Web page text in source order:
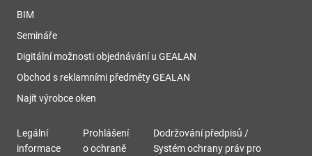
BIM
Semináře
Digitální možnosti objednávání u GEALAN
Obchod s reklamními předměty GEALAN
Najít výrobce oken
Legální
informace
Prohlášení
o ochraně
Dodržování předpisů /
Systém ochrany práv pro